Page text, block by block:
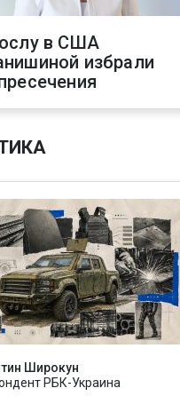
в США
избрали
Широкун
РБК-Украина